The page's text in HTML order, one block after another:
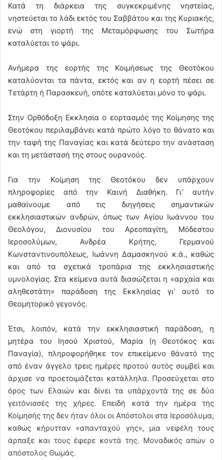
Κατά τη διάρκεια της συγκεκριμένης νηστείας,
νηστεύεται το λάδι εκτός του Σαββάτου και της Κυριακής,
ενώ στη γιορτή της Μεταμόρφωσης του Σωτήρα
καταλύεται το ψάρι.
Ανήμερα της εορτής της Κοιμήσεως της Θεοτόκου
καταλύονται τα πάντα, εκτός και αν η εορτή πέσει σε
Τετάρτη ή Παρασκευή, οπότε καταλύεται μόνο το ψάρι.
Στην Ορθόδοξη Εκκλησία ο εορτασμός της Κοίμησης της
Θεοτόκου περιλαμβάνει κατά πρώτο λόγο το θάνατο και
την ταφή της Παναγίας και κατά δεύτερο την ανάσταση
και τη μετάστασή της στους ουρανούς.
Για την Κοίμηση της Θεοτόκου δεν υπάρχουν
πληροφορίες από την Καινή Διαθήκη. Γι’ αυτήν
μαθαίνουμε από τις διηγήσεις σημαντικών
εκκλησιαστικών ανδρών, όπως των Αγίου Ιωάννου του
Θεολόγου, Διονυσίου του Αρεοπαγίτη, Μόδεστου
Ιεροσολύμων, Ανδρέα Κρήτης, Γερμανού
Κωνσταντινουπόλεως, Ιωάννη Δαμασκηνού κ.ά., καθώς
και από τα σχετικά τροπάρια της εκκλησιαστικής
υμνολογίας. Στα κείμενα αυτά διασώζεται η «αρχαία και
αληθεστάτη» παράδοση της Εκκλησίας γι’ αυτό το
Θεομητορικό γεγονός.
Έτσι, λοιπόν, κατά την εκκλησιαστική παράδοση, η
μητέρα του Ιησού Χριστού, Μαρία (η Θεοτόκος και
Παναγία), πληροφορήθηκε τον επικείμενο θάνατό της
από έναν άγγελο τρεις ημέρες προτού αυτός συμβεί και
άρχισε να προετοιμάζεται κατάλληλα. Προσεύχεται στο
όρος των Ελαιών και δίνει τα υπάρχοντά της σε δύο
γειτόνισσές της χήρες. Επειδή κατά την ημέρα της
Κοίμησής της δεν ήταν όλοι οι Απόστολοι στα Ιεροσόλυμα,
καθώς κήρυτταν «απανταχού γης», μια νεφέλη τους
άρπαξε και τους έφερε κοντά της. Μοναδικός απών ο
απόστολος Θωμάς.